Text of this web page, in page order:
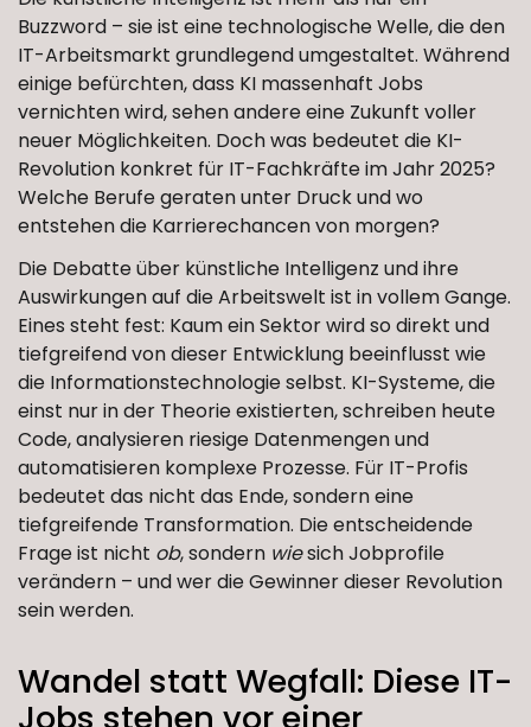
Buzzword – sie ist eine technologische Welle, die den
IT-Arbeitsmarkt grundlegend umgestaltet. Während
einige befürchten, dass KI massenhaft Jobs
vernichten wird, sehen andere eine Zukunft voller
neuer Möglichkeiten. Doch was bedeutet die KI-
Revolution konkret für IT-Fachkräfte im Jahr 2025?
Welche Berufe geraten unter Druck und wo
entstehen die Karrierechancen von morgen?
Die Debatte über künstliche Intelligenz und ihre
Auswirkungen auf die Arbeitswelt ist in vollem Gange.
Eines steht fest: Kaum ein Sektor wird so direkt und
tiefgreifend von dieser Entwicklung beeinflusst wie
die Informationstechnologie selbst. KI-Systeme, die
einst nur in der Theorie existierten, schreiben heute
Code, analysieren riesige Datenmengen und
automatisieren komplexe Prozesse. Für IT-Profis
bedeutet das nicht das Ende, sondern eine
tiefgreifende Transformation. Die entscheidende
Frage ist nicht ob, sondern wiesich Jobprofile
verändern – und wer die Gewinner dieser Revolution
sein werden.
Wandel statt Wegfall: Diese IT-
Jobs stehen vor einer